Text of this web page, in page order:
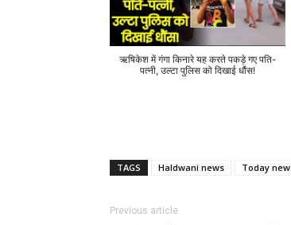
ऋषिकेश में गंगा किनारे यह करते पकड़े गए पति-
पत्नी, उल्टा पुलिस को दिखाई धौंस!
TAGS Haldwani news Today
Previous article